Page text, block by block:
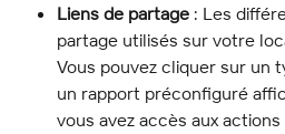
Liens de partage : Les
partage utilisés sur votre
Vous pouvez cliquer sur un
un rapport préconfiguré
vous avez accès aux